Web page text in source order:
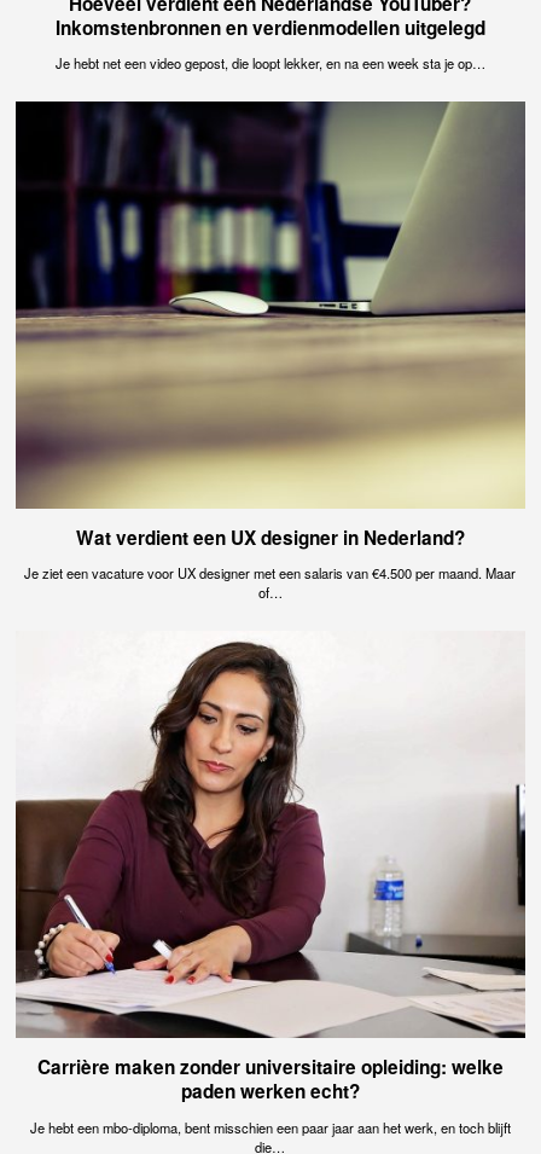
Inkomstenbronnen en verdienmodellen uitgelegd
Je hebt net een video gepost, die loopt lekker, en na een week sta je op…
Wat verdient een UX designer in Nederland?
Je ziet een vacature voor UX designer met een salaris van €4.500 per maand. Maar
of…
Carrière maken zonder universitaire opleiding: welke
paden werken echt?
Je hebt een mbo-diploma, bent misschien een paar jaar aan het werk, en toch blijft
die…